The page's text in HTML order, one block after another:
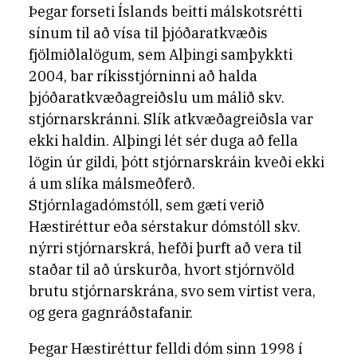
Þegar forseti Íslands beitti málskotsrétti
sínum til að vísa til þjóðaratkvæðis
fjölmiðlalögum, sem Alþingi samþykkti
2004, bar ríkisstjórninni að halda
þjóðaratkvæðagreiðslu um málið skv.
stjórnarskránni. Slík atkvæðagreiðsla var
ekki haldin. Alþingi lét sér duga að fella
lögin úr gildi, þótt stjórnarskráin kveði ekki
á um slíka málsmeðferð.
Stjórnlagadómstóll, sem gæti verið
Hæstiréttur eða sérstakur dómstóll skv.
nýrri stjórnarskrá, hefði þurft að vera til
staðar til að úrskurða, hvort stjórnvöld
brutu stjórnarskrána, svo sem virtist vera,
og gera gagnráðstafanir.
Þegar Hæstiréttur felldi dóm sinn 1998 í